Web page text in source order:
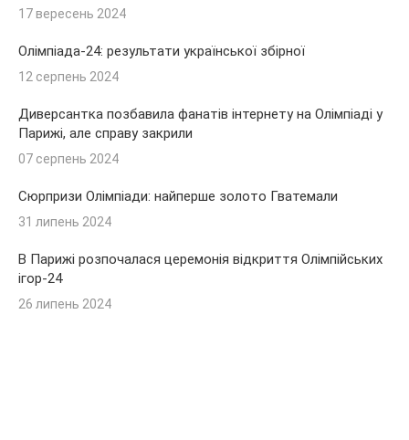
17 вересень 2024
Олімпіада-24: результати української збірної
12 серпень 2024
Диверсантка позбавила фанатів інтернету на Олімпіаді у
Парижі, але справу закрили
07 серпень 2024
Сюрпризи Олімпіади: найперше золото Гватемали
31 липень 2024
В Парижі розпочалася церемонія відкриття Олімпійських
ігор-24
26 липень 2024